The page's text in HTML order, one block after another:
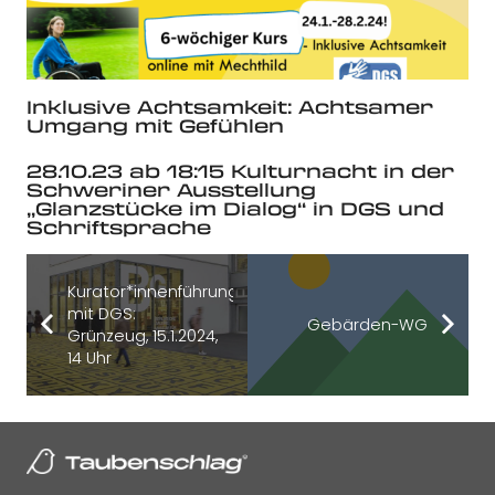
Inklusive Achtsamkeit: Achtsamer
Umgang mit Gefühlen
28.10.23 ab 18:15 Kulturnacht in der
Schweriner Ausstellung
„Glanzstücke im Dialog“ in DGS und
Schriftsprache
Kurator*innenführung
mit DGS:
Grünzeug, 15.1.2024,
14 Uhr
Gebärden-WG